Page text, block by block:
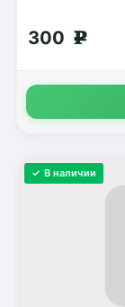
300 g
✓ В наличии